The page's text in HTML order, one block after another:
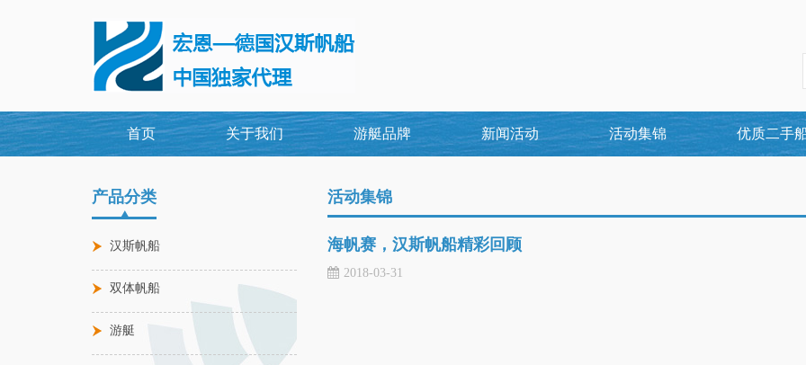
首页 关于我们 游艇品牌 新闻活动 活动集锦 优质二手
产品分类
汉斯帆船
双体帆船
游艇
活动集锦
海帆赛，汉斯帆船精彩回顾
2018-03-31